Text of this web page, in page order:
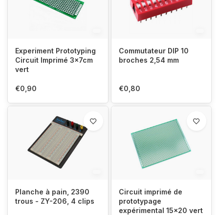
Experiment Prototyping
Circuit Imprimé 3x7cm
vert
€0,90
Commutateur DIP 10
broches 2,54 mm
€0,80
Planche à pain, 2390
trous - ZY-206, 4 clips
Circuit imprimé de
prototypage
expérimental 15x20 vert